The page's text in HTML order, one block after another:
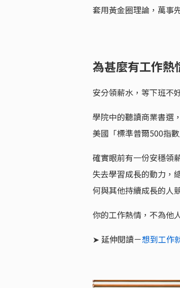
套用黃金圈理論，萬事
為甚麼有工作熱
安分領薪水，等下班不
學院中的聽讀商業書選
美國「標準普爾500指
確實眼前有一份安穩領
失去學習成長的動力，
何與其他持續成長的人
你的工作熱情，不為他
➤ 延伸閱讀－想到工作